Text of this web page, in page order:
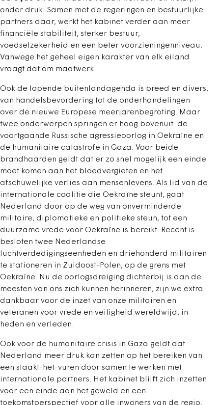
onder druk. Samen met de regeringen en bestuurlijke
partners daar, werkt het kabinet verder aan meer
financiële stabiliteit, sterker bestuur,
voedselzekerheid en een beter voorzieningenniveau.
Vanwege het geheel eigen karakter van elk eiland
vraagt dat om maatwerk.
Ook de lopende buitenlandagenda is breed en divers,
van handelsbevordering tot de onderhandelingen
over de nieuwe Europese meerjarenbegroting. Maar
twee onderwerpen springen er hoog bovenuit: de
voortgaande Russische agressieoorlog in Oekraïne en
de humanitaire catastrofe in Gaza. Voor beide
brandhaarden geldt dat er zo snel mogelijk een einde
moet komen aan het bloedvergieten en het
afschuwelijke verlies aan mensenlevens. Als lid van de
internationale coalitie die Oekraïne steunt, gaat
Nederland door op de weg van onverminderde
militaire, diplomatieke en politieke steun, tot een
duurzame vrede voor Oekraïne is bereikt. Recent is
besloten twee Nederlandse
luchtverdedigingseenheden en driehonderd militairen
te stationeren in Zuidoost-Polen, op de grens met
Oekraïne. Nu de oorlogsdreiging dichterbij is dan de
meesten van ons zich kunnen herinneren, zijn we extra
dankbaar voor de inzet van onze militairen en
veteranen voor vrede en veiligheid wereldwijd, in
heden en verleden.
Ook voor de humanitaire crisis in Gaza geldt dat
Nederland meer druk kan zetten op het bereiken van
een staakt-het-vuren door samen te werken met
internationale partners. Het kabinet blijft zich inzetten
voor een einde aan het geweld en een
toekomstperspectief voor alle inwoners van de regio.